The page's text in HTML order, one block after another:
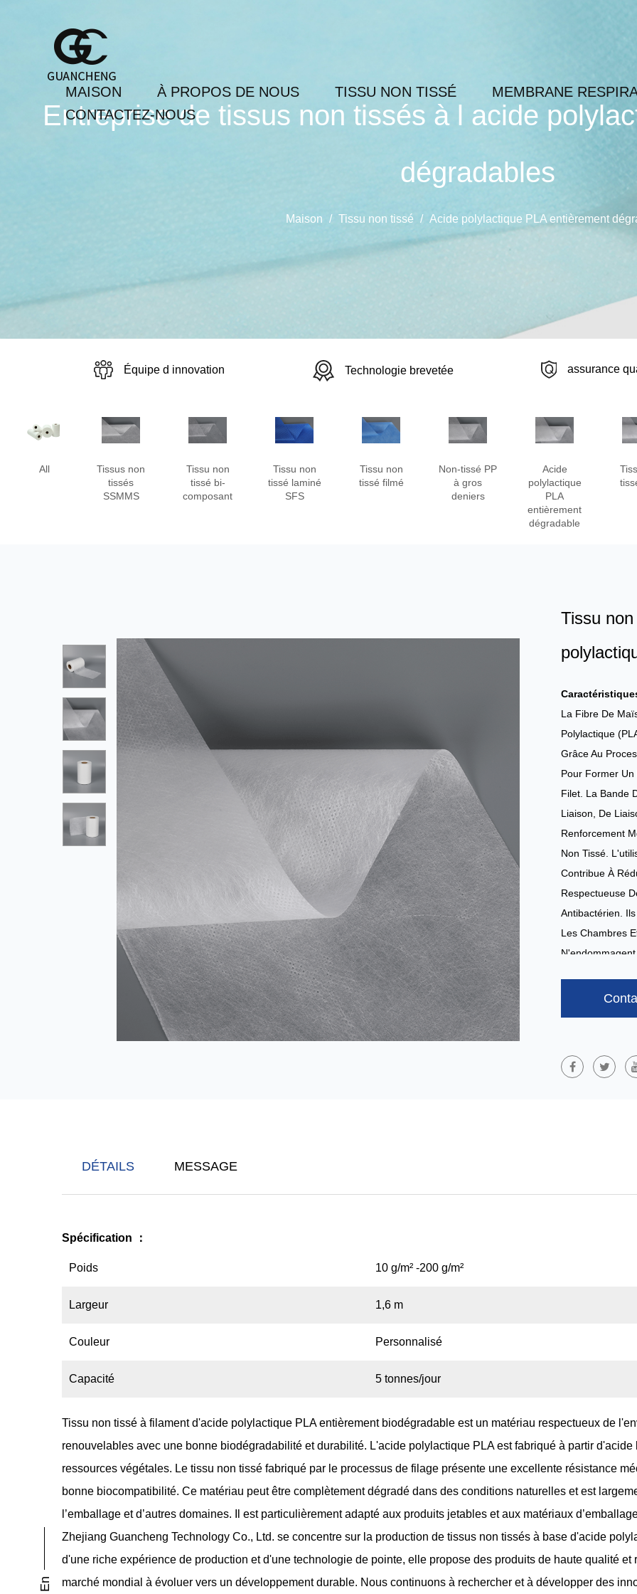
MAISON À PROPOS DE NOUS TISSU NON TISSÉ MEMBRANE
CONTACTEZ-NOUS
Entreprise de tissus non tissés à l acide
dégradables
Maison / Tissu non tissé / Acide polylactique PLA entièrement
Équipe d innovation Technologie brevetée assurance
All
Tissus non
tissés
SSMMS
Tissu non
tissé bi-
composant
Tissu non
tissé laminé
SFS
Tissu non
tissé filmé
Non-tissé PP
à gros
deniers
Acide
polylactique
PLA
entièrement
dégradable
Tissu
La Fibre De
Polylactique
Grâce Au
Pour Former
Filet. La Bande
Liaison, De
Renforcement
Non Tissé.
Contribue À
Respectueuse
Antibactérien.
Les Chambres
Largeur ： 1,6 M
Tissu Non Tissé
Ainsi La Charge
DÉTAILS MESSAGE
Spécification ：
Poids 10 g/m² -200 g/m²
Largeur 1,6 m
Couleur Personnalisé
Capacité 5 tonnes/jour
Tissu non tissé à filament d'acide polylactique PLA entièrement biodégradable est un matériau respectueux de
renouvelables avec une bonne biodégradabilité et durabilité. L'acide polylactique PLA est fabriqué à partir
ressources végétales. Le tissu non tissé fabriqué par le processus de filage présente une excellente résistance
bonne biocompatibilité. Ce matériau peut être complètement dégradé dans des conditions naturelles et est
l’emballage et d’autres domaines. Il est particulièrement adapté aux produits jetables et aux matériaux
Zhejiang Guancheng Technology Co., Ltd. se concentre sur la production de tissus non tissés à base d'acide
d'une riche expérience de production et d'une technologie de pointe, elle propose des produits de haute qualité
marché mondial à évoluer vers un développement durable. Nous continuons à rechercher et à développer des